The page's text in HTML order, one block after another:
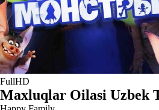
FullHD
Maxluqlar Oilasi Uzbek